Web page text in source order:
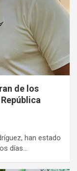
de los
han estado
días…